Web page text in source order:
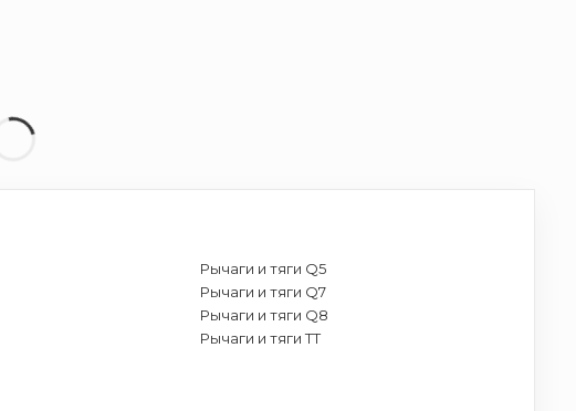
Рычаги и тяги Q5
Рычаги и тяги Q7
Рычаги и тяги Q8
Рычаги и тяги TT